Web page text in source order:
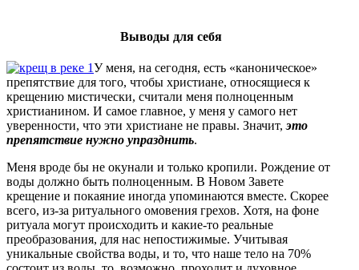
Выводы для себя
У меня, на сегодня, есть «каноническое»
препятствие для того, чтобы христиане, относящиеся к
крещению мистически, считали меня полноценным
христианином. И самое главное, у меня у самого нет
уверенности, что эти христиане не правы. Значит,это
препятствие нужно упразднить.
Меня вроде бы не окунали и только кропили. Рождение от
воды должно быть полноценным. В Новом Завете
крещение и покаяние иногда упоминаются вместе. Скорее
всего, из-за ритуального омовения грехов. Хотя, на фоне
ритуала могут происходить и какие-то реальные
преобразования, для нас непостижимые. Учитывая
уникальные свойства воды, и то, что наше тело на 70%